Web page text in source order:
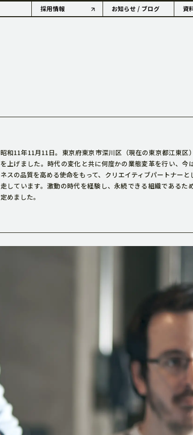
採用情報 お知らせ / ブログ 資
アコーダーの歴史
OTHER ADS
昭和11年11月11日。東京府東京市深川区（現在の東京都江東区
を上げました。時代の変化と共に何度かの業態変革を行い、今
ネスの品質を高める使命をもって、クリエイティブパートナーと
走しています。激動の時代を経験し、永続できる組織であるた
定めました。